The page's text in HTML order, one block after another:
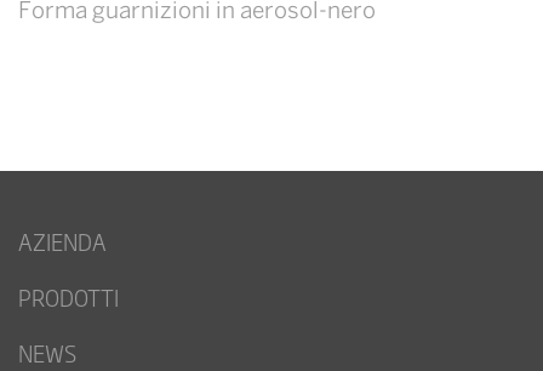
Forma guarnizioni in aerosol-nero
AZIENDA
PRODOTTI
NEWS